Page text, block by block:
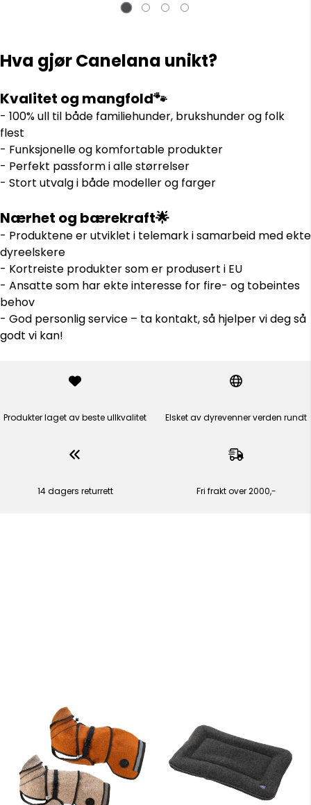
Hva gjør Canelana unikt?
Kvalitet og mangfold🐾
- 100% ull til både familiehunder, brukshunder og folk
flest
- Funksjonelle og komfortable produkter
- Perfekt passform i alle størrelser
- Stort utvalg i både modeller og farger
Nærhet og bærekraft🌟
- Produktene er utviklet i telemark i samarbeid med ekte
dyreelskere
- Kortreiste produkter som er produsert i EU
- Ansatte som har ekte interesse for fire- og tobeintes
behov
- God personlig service – ta kontakt, så hjelper vi deg så
godt vi kan!
Produkter laget av beste ullkvalitet Elsket av dyrevenner verden rundt
14 dagers returrett Fri frakt over 2000,-